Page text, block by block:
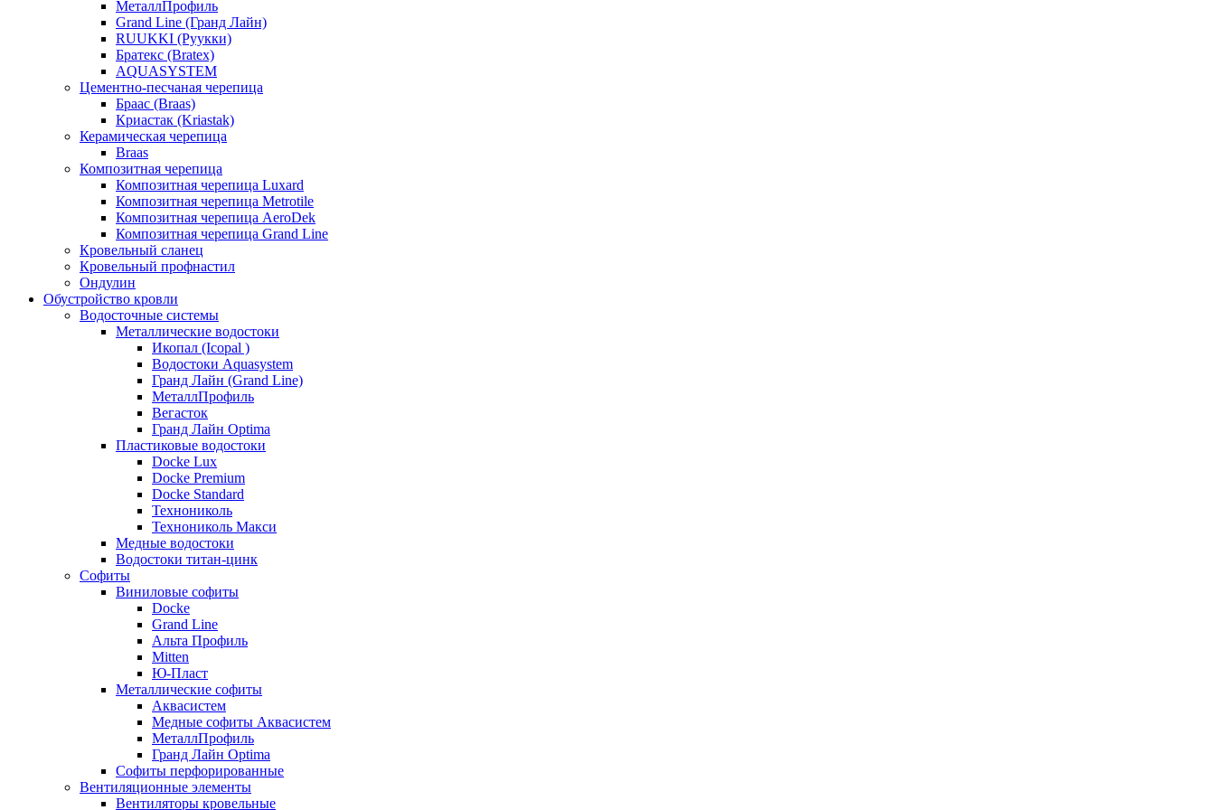
МеталлПрофиль
Grand Line (Гранд Лайн)
RUUKKI (Руукки)
Братекс (Bratex)
AQUASYSTEM
Цементно-песчаная черепица
Браас (Braas)
Криастак (Kriastak)
Керамическая черепица
Braas
Композитная черепица
Композитная черепица Luxard
Композитная черепица Metrotile
Композитная черепица AeroDek
Композитная черепица Grand Line
Кровельный сланец
Кровельный профнастил
Ондулин
Обустройство кровли
Водосточные системы
Металлические водостоки
Икопал (Icopal )
Водостоки Aquasystem
Гранд Лайн (Grand Line)
МеталлПрофиль
Вегасток
Гранд Лайн Optima
Пластиковые водостоки
Docke Lux
Docke Premium
Docke Standard
Технониколь
Технониколь Макси
Медные водостоки
Водостоки титан-цинк
Софиты
Виниловые софиты
Docke
Grand Line
Альта Профиль
Mitten
Ю-Пласт
Металлические софиты
Аквасистем
Медные софиты Аквасистем
МеталлПрофиль
Гранд Лайн Optima
Софиты перфорированные
Вентиляционные элементы
Вентиляторы кровельные